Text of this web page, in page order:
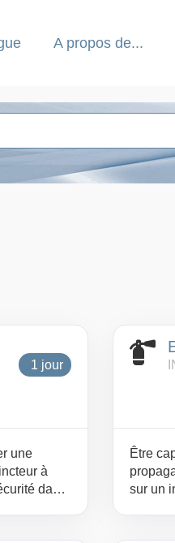
A propos de...
1 jour
une
à
dans
Être
sur un